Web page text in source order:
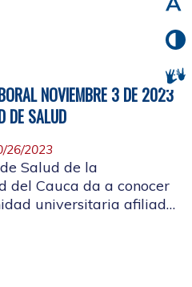
NOVIEMBRE 3 DE 2023
DE SALUD
26/2023
Salud de la
del Cauca da a conocer
universitaria afiliada,